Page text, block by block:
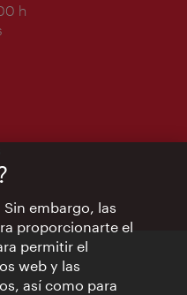
h
embargo, las
proporcionarte el
permitir el
web y las
así como para